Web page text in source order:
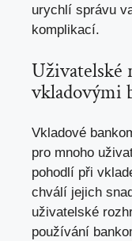
urychlí správu
komplikací.
Uživatelské
vkladovými
Vkladové
pro mnoho
pohodlí při
chválí jejich
uživatelské
používání